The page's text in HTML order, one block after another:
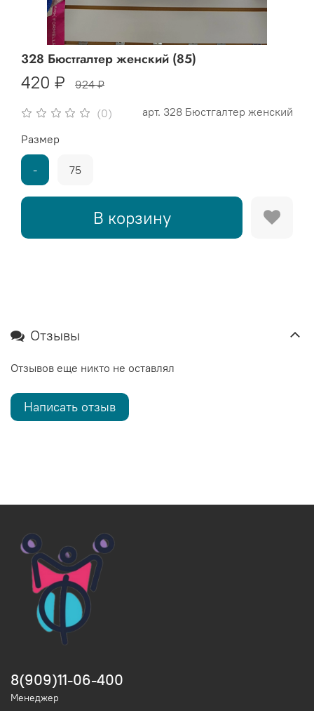
(0) арт. 328 Бюстгалтер женский
328 Бюстгалтер женский (85)
420 ₽ 924 ₽
В корзину
Размер
- 75
Отзывы
Отзывов еще никто не оставлял
Написать отзыв
8(909)11-06-400
Менеджер